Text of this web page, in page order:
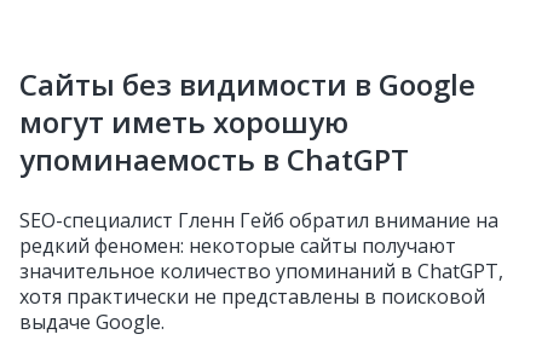
Сайты без видимости в Google
могут иметь хорошую
упоминаемость в ChatGPT
SEO-специалист Гленн Гейб обратил внимание на
редкий феномен: некоторые сайты получают
значительное количество упоминаний в ChatGPT,
хотя практически не представлены в поисковой
выдаче Google.